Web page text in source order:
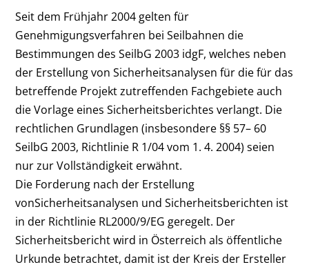
Seit dem Frühjahr 2004 gelten für
Genehmigungsverfahren bei Seilbahnen die
Bestimmungen des SeilbG 2003 idgF, welches neben
der Erstellung von Sicherheitsanalysen für die für das
betreffende Projekt zutreffenden Fachgebiete auch
die Vorlage eines Sicherheitsberichtes verlangt. Die
rechtlichen Grundlagen (insbesondere §§ 57– 60
SeilbG 2003, Richtlinie R 1/04 vom 1. 4. 2004) seien
nur zur Vollständigkeit erwähnt.
Die Forderung nach der Erstellung
vonSicherheitsanalysen und Sicherheitsberichten ist
in der Richtlinie RL2000/9/EG geregelt. Der
Sicherheitsbericht wird in Österreich als öffentliche
Urkunde betrachtet, damit ist der Kreis der Ersteller